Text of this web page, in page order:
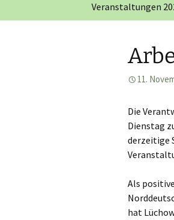
Veranstaltungen
11.
Die
Dienstag
derzeitige
Als
hat